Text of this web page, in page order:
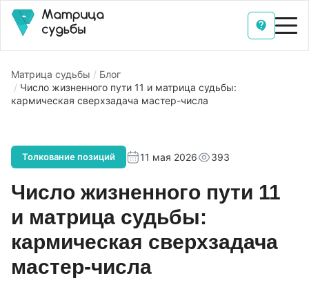
Матрица судьбы
Блог
Число жизненного пути 11 и матрица судьбы:
кармическая сверхзадача мастер-числа
Толкование позиций 11 мая 2026 393
Число жизненного пути 11
и матрица судьбы:
кармическая сверхзадача
мастер-числа